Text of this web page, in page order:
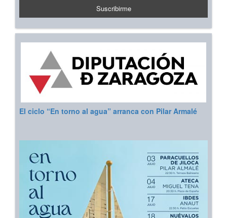
El ciclo “En torno al agua” arranca con Pilar Armalé